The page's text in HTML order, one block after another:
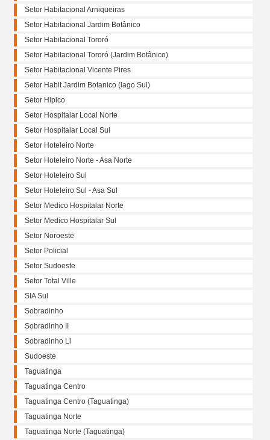
Setor Habitacional Arniqueiras
Setor Habitacional Jardim Botânico
Setor Habitacional Tororó
Setor Habitacional Tororó (Jardim Botânico)
Setor Habitacional Vicente Pires
Setor Habit Jardim Botanico (lago Sul)
Setor Hipico
Setor Hospitalar Local Norte
Setor Hospitalar Local Sul
Setor Hoteleiro Norte
Setor Hoteleiro Norte - Asa Norte
Setor Hoteleiro Sul
Setor Hoteleiro Sul - Asa Sul
Setor Medico Hospitalar Norte
Setor Medico Hospitalar Sul
Setor Noroeste
Setor Policial
Setor Sudoeste
Setor Total Ville
SIA Sul
Sobradinho
Sobradinho II
Sobradinho Ll
Sudoeste
Taguatinga
Taguatinga Centro
Taguatinga Centro (Taguatinga)
Taguatinga Norte
Taguatinga Norte (Taguatinga)